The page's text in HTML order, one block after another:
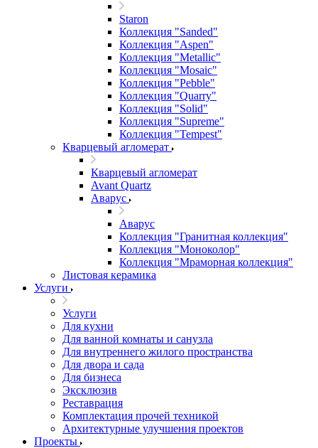
Staron
Коллекция "Sanded"
Коллекция "Aspen"
Коллекция "Metallic"
Коллекция "Mosaic"
Коллекция "Pebble"
Коллекция "Quarry"
Коллекция "Solid"
Коллекция "Supreme"
Коллекция "Tempest"
Кварцевый агломерат
Кварцевый агломерат
Avant Quartz
Аварус
Аварус
Коллекция "Гранитная коллекция"
Коллекция "Моноколор"
Коллекция "Мраморная коллекция"
Листовая керамика
Услуги
Услуги
Для кухни
Для ванной комнаты и санузла
Для внутреннего жилого пространства
Для двора и сада
Для бизнеса
Эксклюзив
Реставрация
Комплектация прочей техникой
Архитектурные улучшения проектов
Проекты